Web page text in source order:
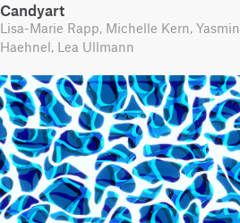
Candyart
Lisa-Marie Rapp, Michelle Kern, Yasmin
Haehnel, Lea Ullmann